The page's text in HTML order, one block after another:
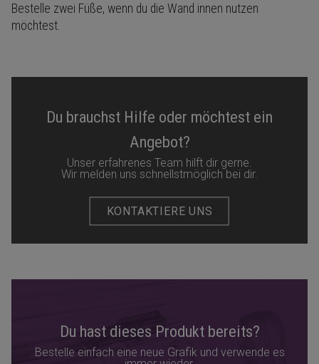
Bestelle zwei Füße, wenn du die Wand innen nutzen
möchtest.
Du brauchst Hilfe oder möchtest ein
Angebot?
Unser erfahrenes Team hilft dir gerne.
Wir melden uns schnellstmöglich bei dir.
KONTAKTIERE UNS
Du hast dieses Produkt bereits?
Bestelle einfach eine neue Grafik und verwende es